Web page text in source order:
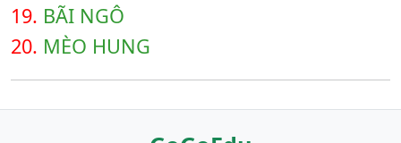
19. BÃI NGÔ
20. MÈO HUNG